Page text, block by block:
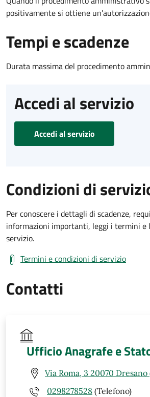
positivamente si ottiene
Tempi e scadenze
Durata massima del procedimento
Accedi al servizio
Accedi al servizio
Condizioni di
Per conoscere i dettagli di scadenze,
informazioni importanti, leggi i termini e
servizio.
Termini e condizioni di servizio
Contatti
Ufficio Anagrafe e
Via Roma, 3 20070 Dresano
0298278528 (Telefono)